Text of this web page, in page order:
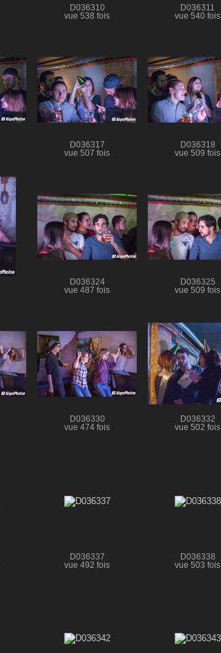
D036310
vue 538 fois
D036311
vue 540 fois
D036317
vue 507 fois
D036318
vue 509 fois
D036324
vue 487 fois
D036325
vue 509 fois
D036330
vue 474 fois
D036332
vue 502 fois
D036337
vue 492 fois
D036338
vue 503 fois